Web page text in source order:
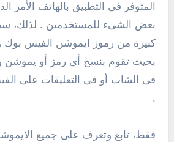
المتوفر فى التطبيق بالهاتف الأمر
بعض الشىء للمستخدمين . لذلك،
كبيرة من رموز ايموشن الفيس بوك
بحيث تقوم بنسخ أى رمز أو يموشن
فى الشات أو فى التعليقات على
.
فقط، تابع وتعرف على جميع